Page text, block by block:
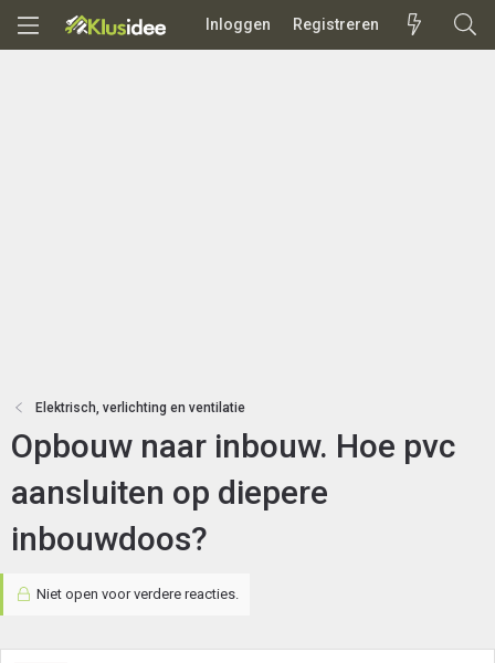
Inloggen Registreren
Elektrisch, verlichting en ventilatie
Opbouw naar inbouw. Hoe pvc
aansluiten op diepere
inbouwdoos?
Niet open voor verdere reacties.